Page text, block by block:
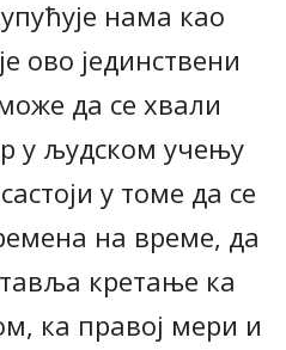
нама као
ово јединствени
да се хвали
у људском учењу
у томе да се
на време, да
кретање ка
ка правој мери и